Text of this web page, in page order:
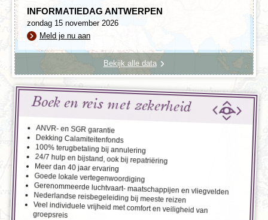
INFORMATIEDAG ANTWERPEN
zondag 15 november 2026
Meld je nu aan
Bekijk alle data
Boek en reis met zekerheid
ANVR- en SGR garantie
Dekking Calamiteitenfonds
100% terugbetaling bij annulering
24/7 hulp en bijstand, ook bij repatriëring
Meer dan 40 jaar ervaring
Goede lokale vertegenwoordiging
Gerenommeerde luchtvaart- maatschappijen en vliegvelden
Nederlandse reisbegeleiding bij meeste reizen
Veel individuele vrijheid met comfort en veiligheid van
groepsreis